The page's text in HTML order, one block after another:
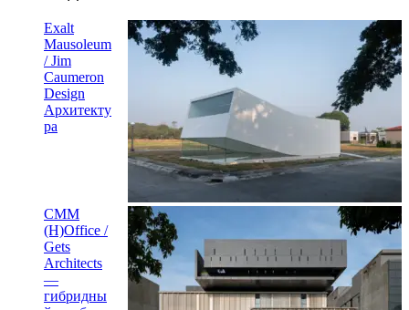
Exalt
Mausoleum
/ Jim
Caumeron
Design
Архитекту
ра
CMM
(H)Office /
Gets
Architects
—
гибридны